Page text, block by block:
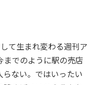
て生まれ変わる週刊ア
までのように駅の売店
ない。ではいったい